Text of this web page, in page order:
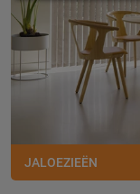
JALOEZIEËN